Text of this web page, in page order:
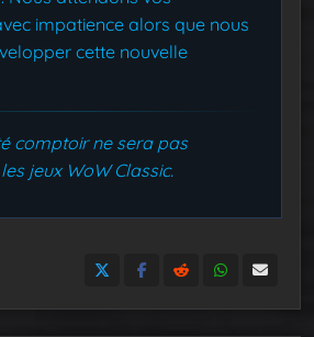
impatience alors que nous
cette nouvelle
comptoir ne sera pas
jeux WoW Classic.